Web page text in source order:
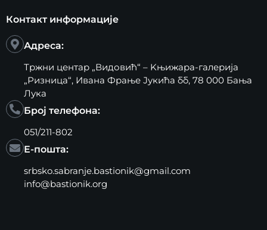
Контакт информације
Адреса:
Тржни центар „Видовић“ – Kњижара-галерија
„Ризница“, Ивана Фрање Јукића бб, 78 000 Бања
Лука
Број телефона:
051/211-802
Е-пошта:
srbsko.sabranje.bastionik@gmail.com
info@bastionik.org